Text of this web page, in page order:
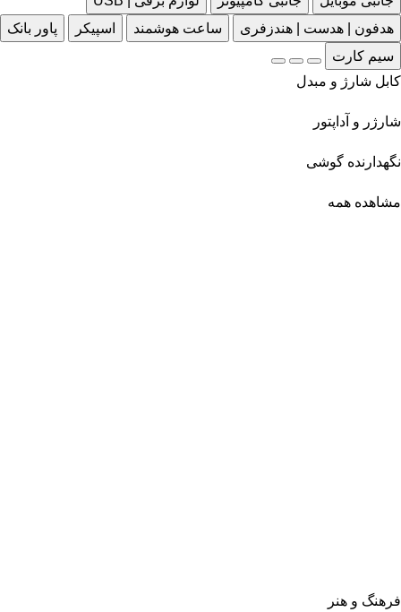
هدفون | هدست | هندزفری
ساعت هوشمند اسپیکر
پاور بانک
سیم کارت
کابل شارژ و مبدل
شارژر و آداپتور
نگهدارنده گوشی
مشاهده همه
فرهنگ و هنر